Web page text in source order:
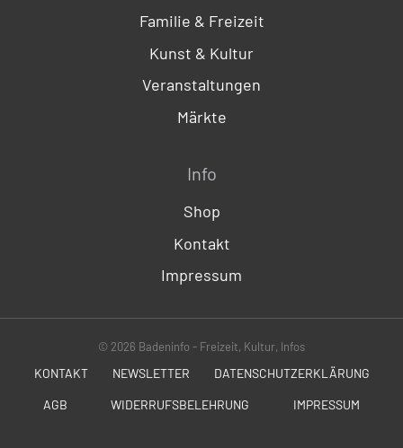
Familie & Freizeit
Kunst & Kultur
Veranstaltungen
Märkte
Info
Shop
Kontakt
Impressum
© 2026 Badeninfo - Freizeit, Kultur, Infos
KONTAKT NEWSLETTER DATENSCHUTZERKLÄRUNG
AGB WIDERRUFSBELEHRUNG IMPRESSUM